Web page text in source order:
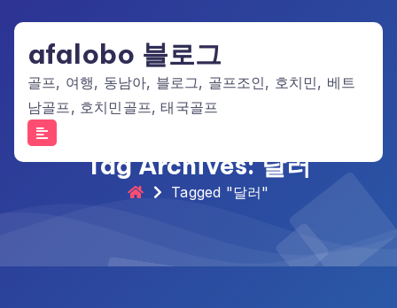
contentafalobo 블로그
골프, 여행, 동남아, 블로그, 골프조인, 호치민, 베트
남골프, 호치민골프, 태국골프
Tag Archives: 달러
Tagged "달러"